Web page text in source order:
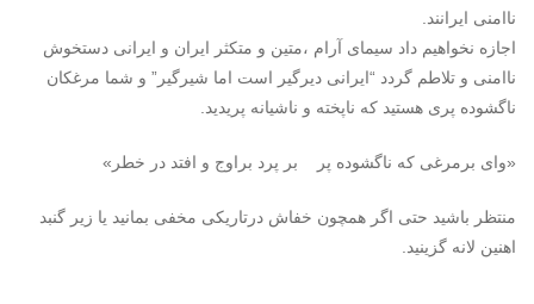
ناامنی ایرانند.
اجازه نخواهیم داد سیمای آرام ،متین و متکثر ایران و ایرانی دستخوش
ناامنی و تلاطم گردد “ایرانی دیرگیر است اما شیرگیر” و شما مرغکان
ناگشوده پری هستید که ناپخته و ناشیانه پریدید.
«وای برمرغی که ناگشوده پر بر پرد براوج و افتد در خطر»
منتظر باشید حتی اگر همچون خفاش درتاریکی مخفی بمانید یا زیر گنبد
اهنین لانه گزینید.